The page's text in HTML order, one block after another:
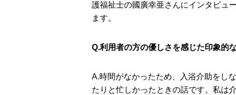
護福祉士の國廣幸亜さんにインタビュ
ます。
Q.利用者の方の優しさを感じた印象的
A.時間がなかったため、⼊浴介助をし
たりと忙しかったときの話です。私は